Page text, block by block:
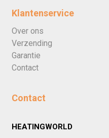
Klantenservice
Over ons
Verzending
Garantie
Contact
Contact
HEATINGWORLD